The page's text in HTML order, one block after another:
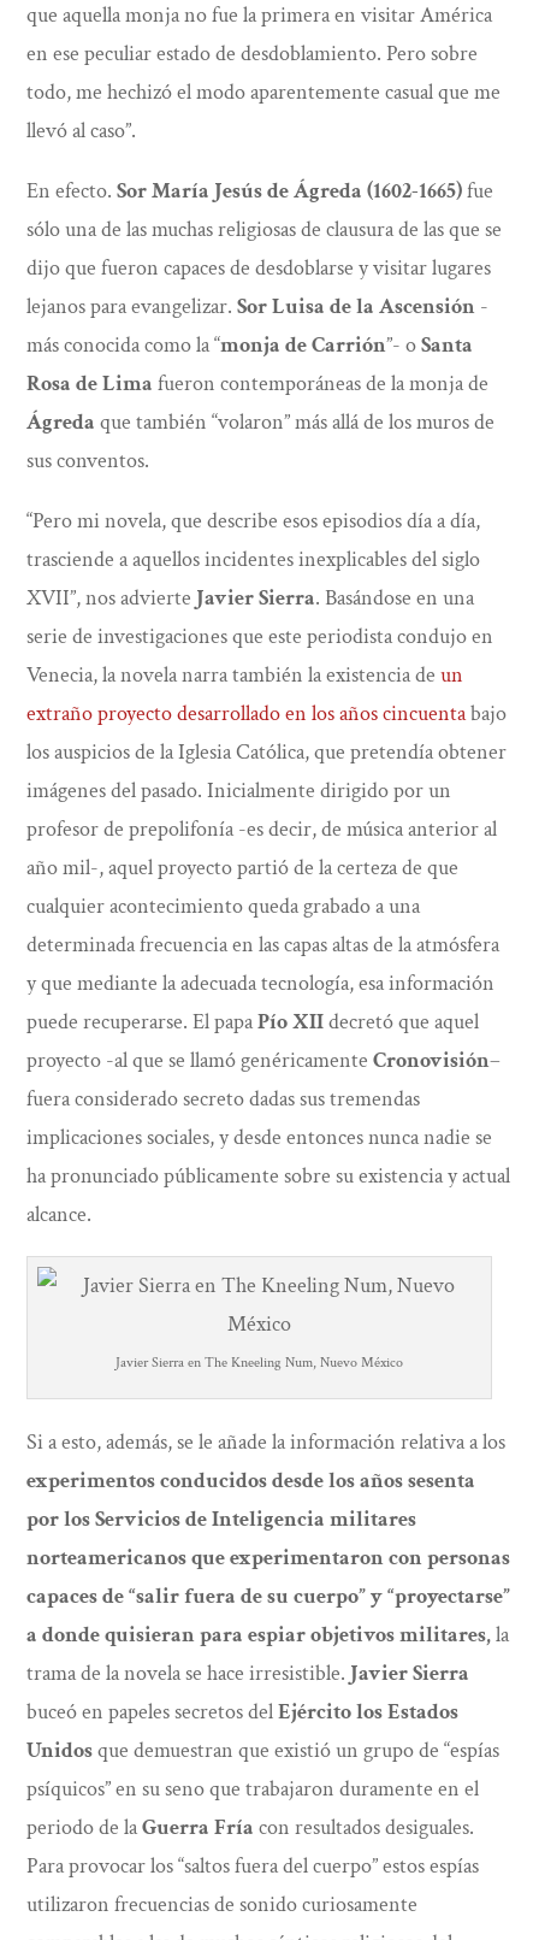
que aquella monja no fue la primera en visitar América
en ese peculiar estado de desdoblamiento. Pero sobre
todo, me hechizó el modo aparentemente casual que me
llevó al caso”.
En efecto.Sor María Jesús de Ágreda (1602-1665)fue
sólo una de las muchas religiosas de clausura de las que se
dijo que fueron capaces de desdoblarse y visitar lugares
lejanos para evangelizar.Sor Luisa de la Ascensión -
más conocida como la “monja de Carrión”- oSanta
Rosa de Lima fueron contemporáneas de la monja de
Ágreda que también “volaron” más allá de los muros de
sus conventos.
“Pero mi novela, que describe esos episodios día a día,
trasciende a aquellos incidentes inexplicables del siglo
XVII”, nos advierte Javier Sierra. Basándose en una
serie de investigaciones que este periodista condujo en
Venecia, la novela narra también la existencia deun
extraño proyecto desarrollado en los años cincuentabajo
los auspicios de la Iglesia Católica, que pretendía obtener
imágenes del pasado. Inicialmente dirigido por un
profesor de prepolifonía -es decir, de música anterior al
año mil-, aquel proyecto partió de la certeza de que
cualquier acontecimiento queda grabado a una
determinada frecuencia en las capas altas de la atmósfera
y que mediante la adecuada tecnología, esa información
puede recuperarse. El papaPío XIIdecretó que aquel
proyecto -al que se llamó genéricamenteCronovisión–
fuera considerado secreto dadas sus tremendas
implicaciones sociales, y desde entonces nunca nadie se
ha pronunciado públicamente sobre su existencia y actual
alcance.
Javier Sierra en The Kneeling Num, Nuevo México
Si a esto, además, se le añade la información relativa a los
experimentos conducidos desde los años sesenta
por los Servicios de Inteligencia militares
norteamericanos que experimentaron con personas
capaces de “salir fuera de su cuerpo” y “proyectarse”
a donde quisieran para espiar objetivos militares,la
trama de la novela se hace irresistible. Javier Sierra
buceó en papeles secretos delEjército los Estados
Unidosque demuestran que existió un grupo de “espías
psíquicos” en su seno que trabajaron duramente en el
periodo de laGuerra Fría con resultados desiguales.
Para provocar los “saltos fuera del cuerpo” estos espías
utilizaron frecuencias de sonido curiosamente